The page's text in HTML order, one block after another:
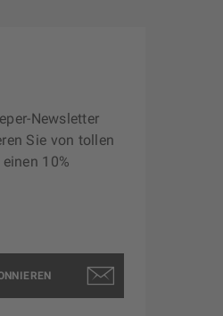
Newsletter
Sie von tollen
10%